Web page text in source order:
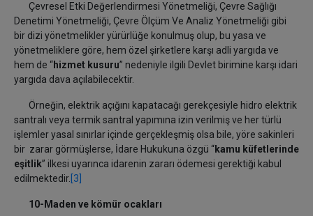
Çevresel Etki Değerlendirmesi Yönetmeliği, Çevre Sağlığı
Denetimi Yönetmeliği, Çevre Ölçüm Ve Analiz Yönetmeliği gibi
bir dizi yönetmelikler yürürlüğe konulmuş olup, bu yasa ve
yönetmeliklere göre, hem özel şirketlere karşı adli yargıda ve
hem de “hizmet kusuru” nedeniyle ilgili Devlet birimine karşı idari
yargıda dava açılabilecektir.
Örneğin, elektrik açığını kapatacağı gerekçesiyle hidro elektrik
santralı veya termik santral yapımına izin verilmiş ve her türlü
işlemler yasal sınırlar içinde gerçekleşmiş olsa bile, yöre sakinleri
bir zarar görmüşlerse, İdare Hukukuna özgü “kamu küfetlerinde
eşitlik” ilkesi uyarınca idarenin zararı ödemesi gerektiği kabul
edilmektedir. [3]
10-Maden ve kömür ocakları